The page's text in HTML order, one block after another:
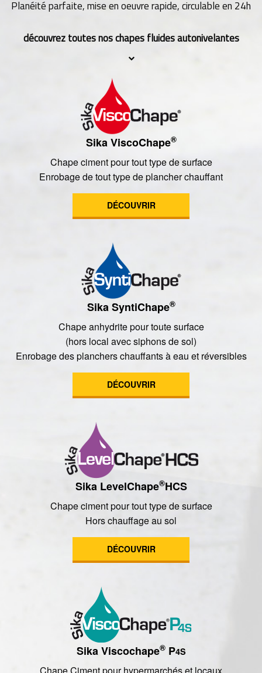
Planéité parfaite, mise en oeuvre rapide, circulable en 24h
découvrez toutes nos chapes fluides autonivelantes
Sika ViscoChape®
Chape ciment pour tout type de surface
Enrobage de tout type de plancher chauffant
DÉCOUVRIR
Sika SyntiChape®
Chape anhydrite pour toute surface
(hors local avec siphons de sol)
Enrobage des planchers chauffants à eau et réversibles
DÉCOUVRIR
Sika LevelChape®HCS
Chape ciment pour tout type de surface
Hors chauffage au sol
DÉCOUVRIR
Sika Viscochape®P4S
Chape Ciment pour hypermarchés et locaux